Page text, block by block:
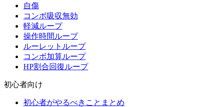
自傷
コンボ吸収無効
軽減ループ
操作時間ループ
ルーレットループ
コンボ加算ループ
HP割合回復ループ
初心者向け
初心者がやるべきことまとめ